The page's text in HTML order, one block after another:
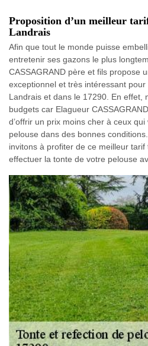
Proposition d’un meilleur
Landrais
Afin que tout le monde puisse
entretenir ses gazons le plus
CASSAGRAND père et fils propose
exceptionnel et très intéressant
Landrais et dans le 17290. En effet,
budgets car Elagueur
d’offrir un prix moins cher à ceux
pelouse dans des bonnes
invitons à profiter de ce meilleur
effectuer la tonte de votre pelouse